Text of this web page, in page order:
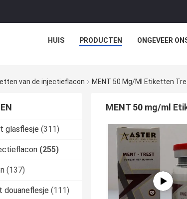
HUIS PRODUCTEN ONGEVEER
van de injectieflacon MENT 50 Mg/ml Etiketten
glasflesje (311)
(255)
(137)
douaneflesje (111)
MENT 50 mg/ml